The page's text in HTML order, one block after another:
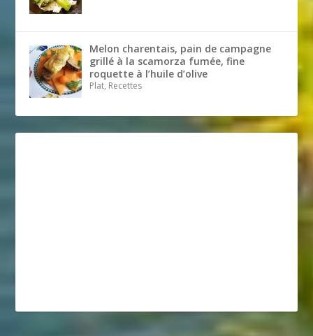
Melon charentais, pain de campagne
grillé à la scamorza fumée, fine
roquette à l’huile d’olive
Plat, Recettes